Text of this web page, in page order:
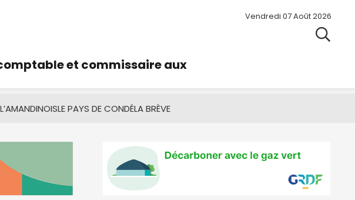
Vendredi 07 Août 2026
et commissaire aux
L’AMANDINOISLE PAYS DE CONDÉLA BRÈVE